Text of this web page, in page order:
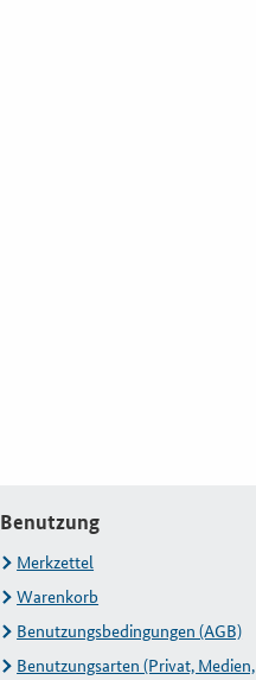
Benutzung
Merkzettel
Warenkorb
Benutzungsbedingungen (AGB)
Benutzungsarten (Privat, Medien,